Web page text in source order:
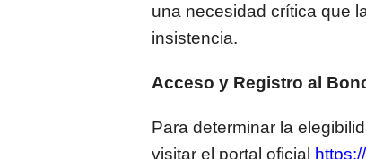
una necesidad crítica que
insistencia.
Acceso y Registro al
Para determinar la
visitar el portal oficial